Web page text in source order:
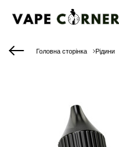
Головна сторінка Рідини